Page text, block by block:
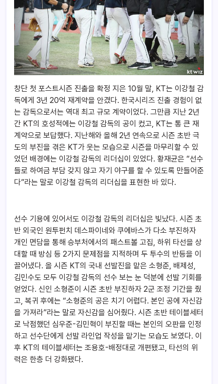
창단 첫 포스트시즌 진출을 확정 지은 10월 말, KT는 이강철 감
독에게 3년 20억 재계약을 안겼다. 한국시리즈 진출 경험이 없
는 감독으로서는 역대 최고 규모 계약이었다. 그만큼 지난 2년
간 KT의 호성적에는 이강철 감독의 공이 컸고, KT는 통 큰 재
계약으로 보답했다. 지난해와 올해 2년 연속으로 시즌 초반 극
도의 부진을 겪은 KT가 웃는 모습으로 시즌을 마무리할 수 있
었던 배경에는 이강철 감독의 리더십이 있었다. 황재균은 “선수
들로 하여금 부담 갖지 않고 자기 야구를 할 수 있도록 만들어준
다”라는 말로 이강철 감독의 리더십을 표현한 바 있다.
선수 기용에 있어서도 이강철 감독의 리더십은 빛났다. 시즌 초
반 외국인 원투펀치 데스파이네와 쿠에바스가 다소 부진하자
개인 면담을 통해 승부처에서의 패스트볼 고집, 하위 타선을 상
대할 때 방심 등 2가지 문제점을 지적하며 두 투수의 반등을 이
끌어냈다. 올 시즌 KT의 국내 선발진을 맡은 소형준, 배제성,
김민수도 모두 이강철 감독의 선수 보는 눈 덕분에 선발 기회를
얻었다. 신인 소형준이 시즌 초반 부진하자 2군 조정 기간을 줬
고, 복귀 후에는 “소형준의 공은 치기 어렵다. 본인 공에 자신감
을 가져라”라는 말로 자신감을 심어줬다. 시즌 초반 테이블세터
로 낙점했던 심우준-김민혁이 부진할 때는 본인의 오판을 인정
하고 선수단에게 선발 라인업 작성을 맡기는 모습도 보였다. 이
후 KT의 테이블세터는 조용호-배정대로 개편됐고, 타선의 위
력은 한층 더 강화됐다.